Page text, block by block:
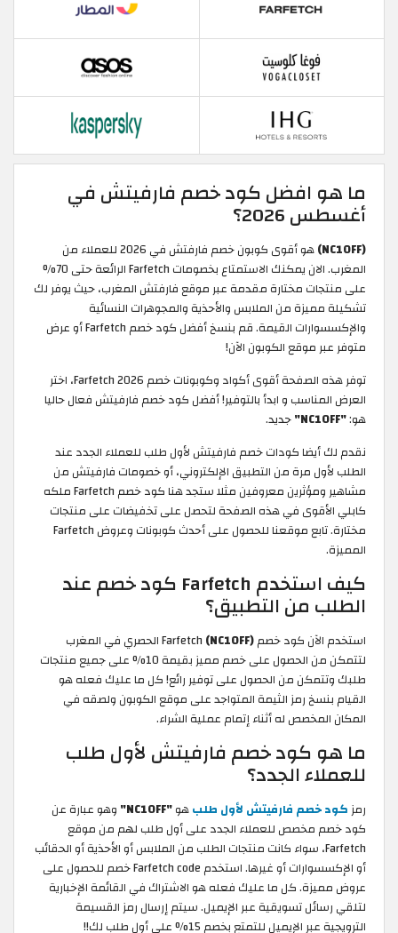
ما هو افضل كود خصم فارفيتش في
أغسطس 2026؟
(NC10FF)
هو أقوى كوبون خصم فارفتش في 2026 للعملاء من
المغرب. الان يمكنك الاستمتاع بخصومات Farfetch الرائعة حتى 70%
على منتجات مختارة مقدمة عبر موقع فارفتش المغرب، حيث يوفر لك
تشكيلة مميزة من الملابس والأحذية والمجوهرات النسائية
والإكسسوارات القيمة. قم بنسخ أفضل كود خصم Farfetch أو عرض
متوفر عبر موقع الكوبون الآن!
توفر هذه الصفحة أقوى أكواد وكوبونات خصم Farfetch 2026، اختر
العرض المناسب و ابدأ بالتوفير! أفضل كود خصم فارفيتش فعال حاليا
هو:"NC10FF"
جديد.
نقدم لك أيضا كودات خصم فارفيتش لأول طلب للعملاء الجدد عند
الطلب لأول مرة من التطبيق الإلكتروني، أو خصومات فارفيتش من
مشاهير ومؤثرين معروفين مثلا ستجد هنا كود خصم Farfetch ملكه
كابلي الأقوى في هذه الصفحة لتحصل على تخفيضات على منتجات
مختارة. تابع موقعنا للحصول على أحدث كوبونات وعروض Farfetch
المميزة.
كيف استخدم Farfetch كود خصم عند
الطلب من التطبيق؟
استخدم الآن كود خصم Farfetch(NC10FF)
الحصري في المغرب
لتتمكن من الحصول على خصم مميز بقيمة 10% على جميع منتجات
طلبك وتتمكن من الحصول على توفير رائع! كل ما عليك فعله هو
القيام بنسخ رمز الثيمة المتواجد على موقع الكوبون ولصقه في
المكان المخصص له أثناء إتمام عملية الشراء.
ما هو كود خصم فارفيتش لأول طلب
للعملاء الجدد؟
رمزكود خصم فارفيتش لأول طلبهو"NC10FF"
وهو عبارة عن
كود خصم مخصص للعملاء الجدد على أول طلب لهم من موقع
Farfetch، سواء كانت منتجات الطلب من الملابس أو الأحذية أو الحقائب
أو الإكسسوارات أو غيرها. استخدم Farfetch code خصم للحصول على
عروض مميزة. كل ما عليك فعله هو الاشتراك في القائمة الإخبارية
لتلقي رسائل تسويقية عبر الإيميل. سيتم إرسال رمز القسيمة
الترويجية عبر الإيميل للتمتع بخصم 15% على أول طلب لك!!